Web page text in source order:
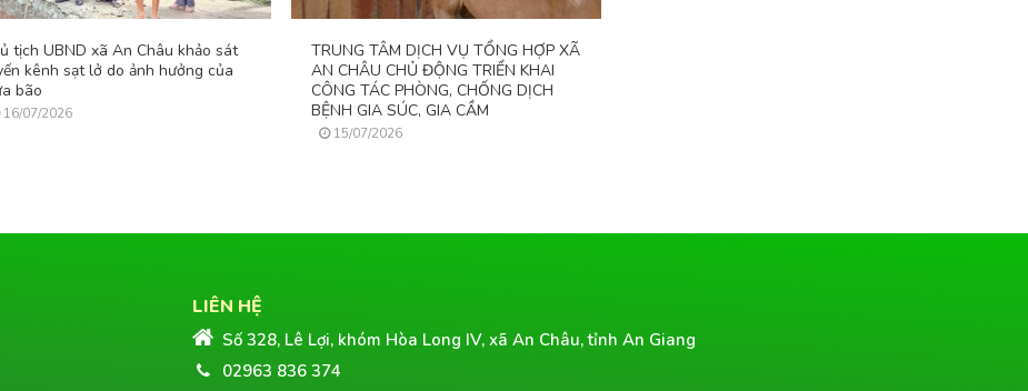
tịch UBND xã An Châu khảo sát
kênh sạt lở do ảnh hưởng của
bão
16/07/2026
TRUNG TÂM DỊCH VỤ TỔNG HỢP XÃ
AN CHÂU CHỦ ĐỘNG TRIỂN KHAI
CÔNG TÁC PHÒNG, CHỐNG DỊCH
BỆNH GIA SÚC, GIA CẦM
15/07/2026
LIÊN HỆ
Số 328, Lê Lợi, khóm Hòa Long IV, xã An Châu, tỉnh An Giang
02963 836 374